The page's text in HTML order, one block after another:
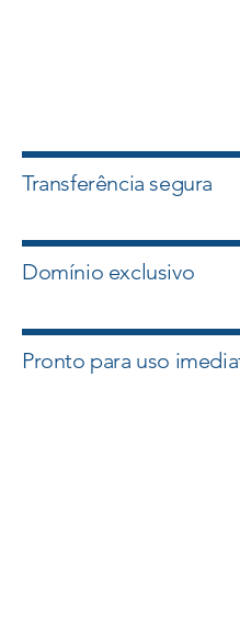
Transferência segura
Domínio exclusivo
Pronto para uso